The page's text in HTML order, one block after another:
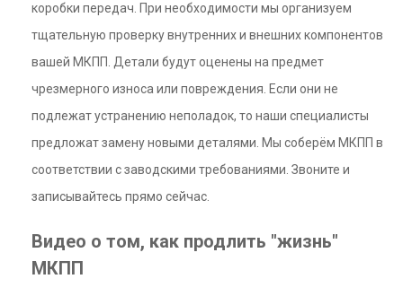
коробки передач. При необходимости мы организуем
тщательную проверку внутренних и внешних компонентов
вашей МКПП. Детали будут оценены на предмет
чрезмерного износа или повреждения. Если они не
подлежат устранению неполадок, то наши специалисты
предложат замену новыми деталями. Мы соберём МКПП в
соответствии с заводскими требованиями. Звоните и
записывайтесь прямо сейчас.
Видео о том, как продлить "жизнь"
МКПП